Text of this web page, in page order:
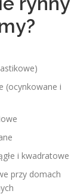
(ocynkowane i
i kwadratowe
przy domach